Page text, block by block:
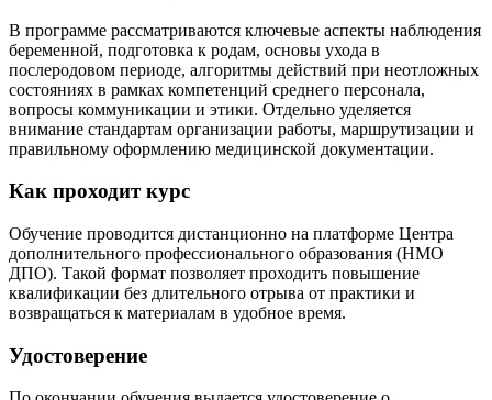
В программе рассматриваются ключевые аспекты наблюдения
беременной, подготовка к родам, основы ухода в
послеродовом периоде, алгоритмы действий при неотложных
состояниях в рамках компетенций среднего персонала,
вопросы коммуникации и этики. Отдельно уделяется
внимание стандартам организации работы, маршрутизации и
правильному оформлению медицинской документации.
Как проходит курс
Обучение проводится дистанционно на платформе Центра
дополнительного профессионального образования (НМО
ДПО). Такой формат позволяет проходить повышение
квалификации без длительного отрыва от практики и
возвращаться к материалам в удобное время.
Удостоверение